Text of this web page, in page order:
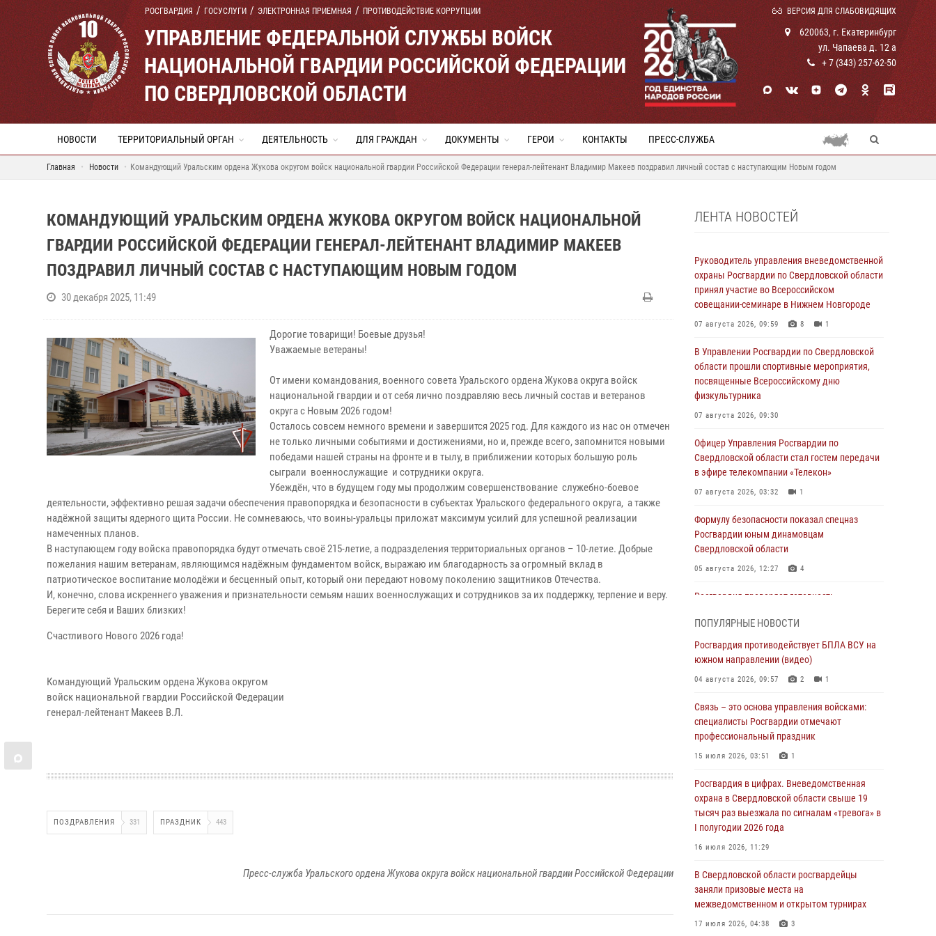
РОСГВАРДИЯ ГОСУСЛУГИ ЭЛЕКТРОННАЯ ПРИЕМНАЯ ПРОТИВОДЕЙСТВИЕ КОРРУПЦИИ ВЕРСИЯ ДЛЯ СЛАБОВИДЯЩИХ
УПРАВЛЕНИЕ ФЕДЕРАЛЬНОЙ СЛУЖБЫ ВОЙСК
НАЦИОНАЛЬНОЙ ГВАРДИИ РОССИЙСКОЙ ФЕДЕРАЦИИ
ПО СВЕРДЛОВСКОЙ ОБЛАСТИ
620063, г. Екатеринбург
ул. Чапаева д. 12 а
+ 7 (343) 257-62-50
НОВОСТИ ТЕРРИТОРИАЛЬНЫЙ ОРГАН ДЕЯТЕЛЬНОСТЬ ДЛЯ ГРАЖДАН ДОКУМЕНТЫ ГЕРОИ КОНТАКТЫ ПРЕСС-СЛУЖБА
Главная Новости Командующий Уральским ордена Жукова округом войск национальной гвардии Российской Федерации генерал-лейтенант Владимир Макеев поздравил личный состав с наступающим Новым годом
КОМАНДУЮЩИЙ УРАЛЬСКИМ ОРДЕНА ЖУКОВА ОКРУГОМ ВОЙСК НАЦИОНАЛЬНОЙ
ГВАРДИИ РОССИЙСКОЙ ФЕДЕРАЦИИ ГЕНЕРАЛ-ЛЕЙТЕНАНТ ВЛАДИМИР МАКЕЕВ
ПОЗДРАВИЛ ЛИЧНЫЙ СОСТАВ С НАСТУПАЮЩИМ НОВЫМ ГОДОМ
30 декабря 2025, 11:49
Дорогие товарищи! Боевые друзья!
Уважаемые ветераны!
От имени командования, военного совета Уральского ордена Жукова округа войск
национальной гвардии и от себя лично поздравляю весь личный состав и ветеранов
округа с Новым 2026 годом!
Осталось совсем немного времени и завершится 2025 год. Для каждого из нас он отмечен
не только личными событиями и достижениями, но и, прежде всего, запомнится новыми
победами нашей страны на фронте и в тылу, в приближении которых большую роль
сыграли военнослужащие и сотрудники округа.
Убеждён, что в будущем году мы продолжим совершенствование служебно-боевое
деятельности, эффективно решая задачи обеспечения правопорядка и безопасности в субъектах Уральского федерального округа, а также
надёжной защиты ядерного щита России. Не сомневаюсь, что воины-уральцы приложат максимум усилий для успешной реализации
намеченных планов.
В наступающем году войска правопорядка будут отмечать своё 215-летие, а подразделения территориальных органов – 10-летие. Добрые
пожелания нашим ветеранам, являющимся надёжным фундаментом войск, выражаю им благодарность за огромный вклад в
патриотическое воспитание молодёжи и бесценный опыт, который они передают новому поколению защитников Отечества.
И, конечно, слова искреннего уважения и признательности семьям наших военнослужащих и сотрудников за их поддержку, терпение и веру.
Берегите себя и Ваших близких!
Счастливого Нового 2026 года!
Командующий Уральским ордена Жукова округом
войск национальной гвардии Российской Федерации
генерал-лейтенант Макеев В.Л.
ПОЗДРАВЛЕНИЯ 331 ПРАЗДНИК 443
Пресс-служба Уральского ордена Жукова округа войск национальной гвардии Российской Федерации
ЛЕНТА НОВОСТЕЙ
Руководитель управления вневедомственной
охраны Росгвардии по Свердловской области
принял участие во Всероссийском
совещании-семинаре в Нижнем Новгороде
07 августа 2026, 09:59 8 1
В Управлении Росгвардии по Свердловской
области прошли спортивные мероприятия,
посвященные Всероссийскому дню
физкультурника
07 августа 2026, 09:30
Офицер Управления Росгвардии по
Свердловской области стал гостем передачи
в эфире телекомпании «Телекон»
07 августа 2026, 03:32 1
Формулу безопасности показал спецназ
Росгвардии юным динамовцам
Свердловской области
05 августа 2026, 12:27 4
Росгвардия проверяет готовность
учебному году
05 августа 2026, 05:44 10
Росгвардия противодействует БПЛА ВСУ на
04 августа 2026, 09:57 2 1
Росгвардия приняла участие в обеспечении
безопасности Дня города в Екатеринбурге
Росгвардия приняла участие в
межведомственном антитеррористическом
учении в Свердловской области
31 июля 2026, 12:27
Росгвардия обеспечивает безопасность
граждан на южном направлении
31 июля 2026, 06:56 1
ПОПУЛЯРНЫЕ НОВОСТИ
Росгвардия противодействует БПЛА ВСУ на
южном направлении (видео)
04 августа 2026, 09:57 2 1
Связь – это основа управления войсками:
специалисты Росгвардии отмечают
профессиональный праздник
15 июля 2026, 03:51 1
Росгвардия в цифрах. Вневедомственная
охрана в Свердловской области свыше 19
тысяч раз выезжала по сигналам «тревога» в
I полугодии 2026 года
16 июля 2026, 11:29
В Свердловской области росгвардейцы
заняли призовые места на
межведомственном и открытом турнирах
17 июля 2026, 04:38 3